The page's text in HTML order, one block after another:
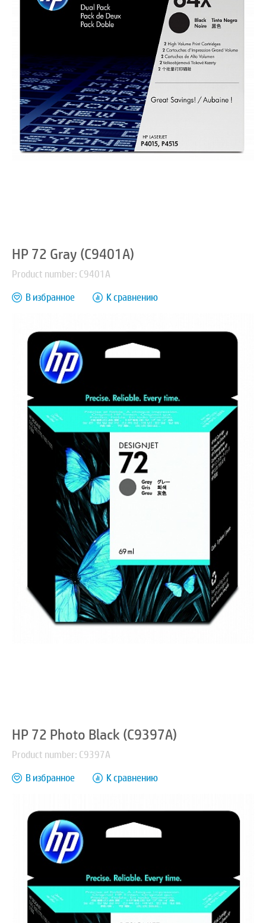
HP 72 Gray (C9401A)
Product number: C9401A
В избранное
К сравнению
HP 72 Photo Black (C9397A)
Product number: C9397A
В избранное
К сравнению